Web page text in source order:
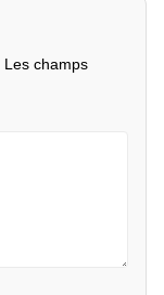
Les champs